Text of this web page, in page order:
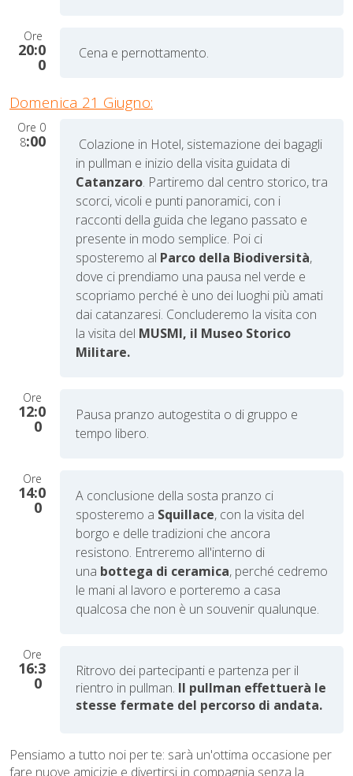
Ore
20:0
0
Cena e pernottamento.
Domenica 21 Giugno:
Ore 0
8:00
Colazione in Hotel, sistemazione dei bagagli
in pullman e inizio della visita guidata di
Catanzaro. Partiremo dal centro storico, tra
scorci, vicoli e punti panoramici, con i
racconti della guida che legano passato e
presente in modo semplice. Poi ci
sposteremo al Parco della Biodiversità,
dove ci prendiamo una pausa nel verde e
scopriamo perché è uno dei luoghi più amati
dai catanzaresi. Concluderemo la visita con
la visita del MUSMI, il Museo Storico
Militare.
Ore
12:0
0
Pausa pranzo autogestita o di gruppo e
tempo libero.
Ore
14:0
0
A conclusione della sosta pranzo ci
sposteremo a Squillace, con la visita del
borgo e delle tradizioni che ancora
resistono. Entreremo all'interno di
una bottega di ceramica, perché cedremo
le mani al lavoro e porteremo a casa
qualcosa che non è un souvenir qualunque.
Ore
16:3
0
Ritrovo dei partecipanti e partenza per il
rientro in pullman. Il pullman effettuerà le
stesse fermate del percorso di andata.
Pensiamo a tutto noi per te: sarà un'ottima occasione per
fare nuove amicizie e divertirsi in compagnia senza la